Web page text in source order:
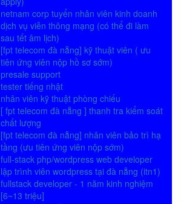
netnam corp tuyển nhân viên kinh doanh
dịch vụ viễn thông mạng (có thể đi làm
sau tết âm lịch)
[fpt telecom đà nẵng] kỹ thuật viên ( ưu
tiên ứng viên nộp hồ sơ sớm)
presale support
tester tiếng nhật
nhân viên kỹ thuật phòng chiếu
[ fpt telecom đà nẵng ] thanh tra kiểm soát
chất lượng
[fpt telecom đà nẵng] nhân viên bảo trì hạ
tầng (ưu tiên ứng viên nộp sớm)
full-stack php/wordpress web developer
lập trình viên wordpress tại đà nẵng (itn1)
fullstack developer - 1 năm kinh nghiệm
[6~13 triệu]